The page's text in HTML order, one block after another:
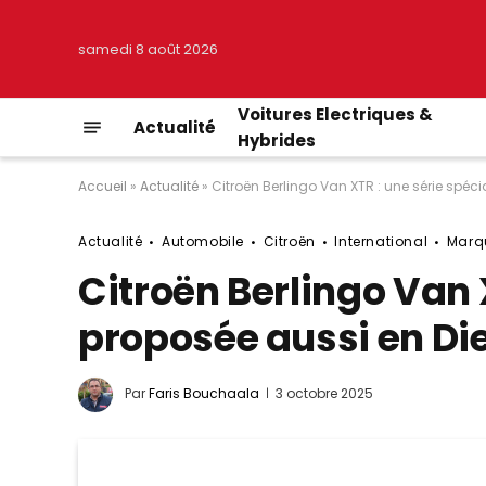
samedi 8 août 2026
Actualité
Voitures Electriques &
Hybrides
Accueil » Actualité » Citroën Berlingo Van XTR : une série
Actualité Automobile Citroën International
Citroën Berlingo Van
proposée aussi en
ParFaris Bouchaala 3 octobre 2025